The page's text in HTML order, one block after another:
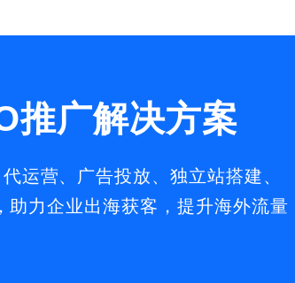
推广解决方案
运营、广告投放、独立站搭建、
助力企业出海获客，提升海外流量